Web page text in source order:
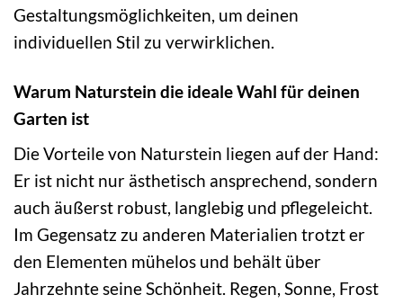
Gestaltungsmöglichkeiten, um deinen
individuellen Stil zu verwirklichen.
Warum Naturstein die ideale Wahl für deinen
Garten ist
Die Vorteile von Naturstein liegen auf der Hand:
Er ist nicht nur ästhetisch ansprechend, sondern
auch äußerst robust, langlebig und pflegeleicht.
Im Gegensatz zu anderen Materialien trotzt er
den Elementen mühelos und behält über
Jahrzehnte seine Schönheit. Regen, Sonne, Frost